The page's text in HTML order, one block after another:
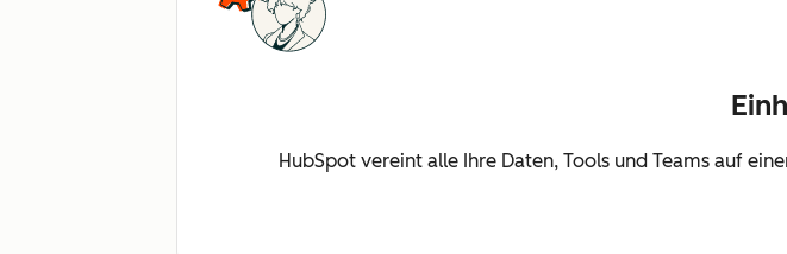
HubSpot vereint alle Ihre Daten, Tools und Teams auf